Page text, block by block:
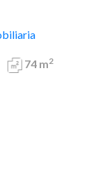
74 m2